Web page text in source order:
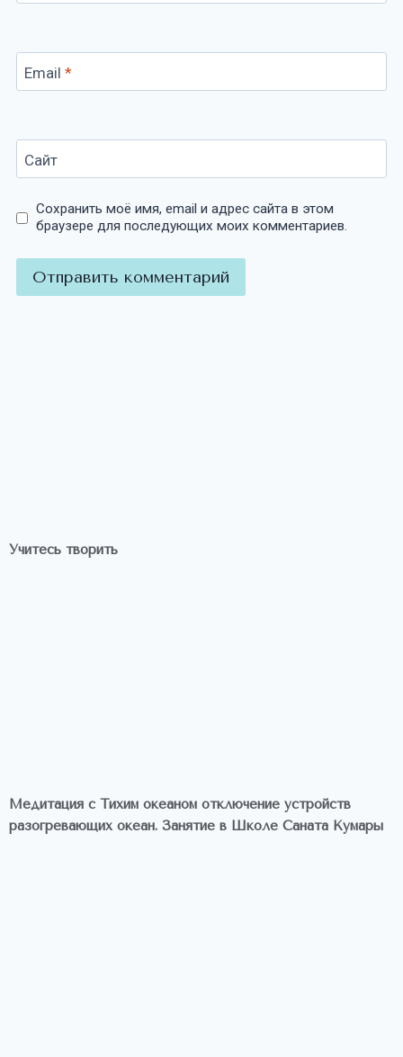
Email *
Сайт
Сохранить моё имя, email и адрес сайта в этом
браузере для последующих моих комментариев.
Учитесь творить
Медитация с Тихим океаном отключение устройств
разогревающих океан. Занятие в Школе Саната Кумары